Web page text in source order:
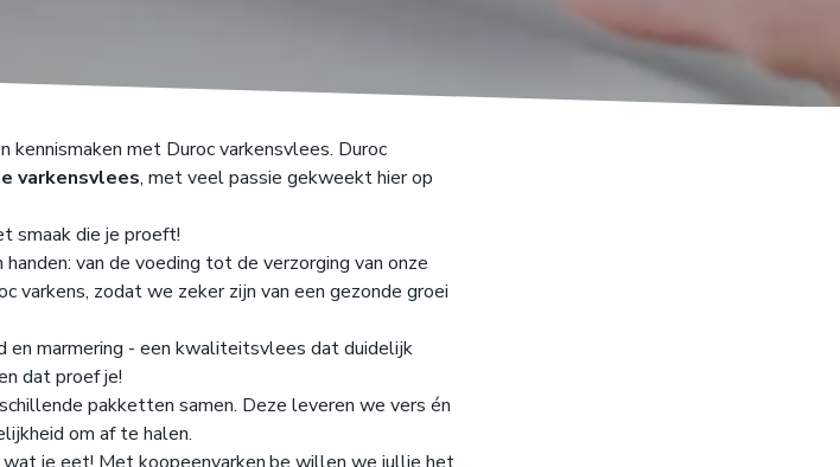
met Duroc varkensvlees. Duroc
varkensvlees, met veel passie gekweekt hier op
smaak die je proeft!
van de voeding tot de verzorging van onze
varkens, zodat we zeker zijn van een gezonde groei
en marmering - een kwaliteitsvlees dat duidelijk
dat proef je!
pakketten samen. Deze leveren we vers én
om af te halen.